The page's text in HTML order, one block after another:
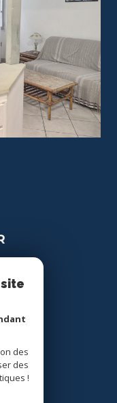
des
des
!